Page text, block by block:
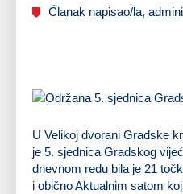
Članak napisao/la,
U Velikoj dvorani Gradske
je 5. sjednica Gradskog
dnevnom redu bila je 21
i obično Aktualnim satom